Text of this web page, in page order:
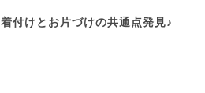
着付けとお片づけの共通点発見♪